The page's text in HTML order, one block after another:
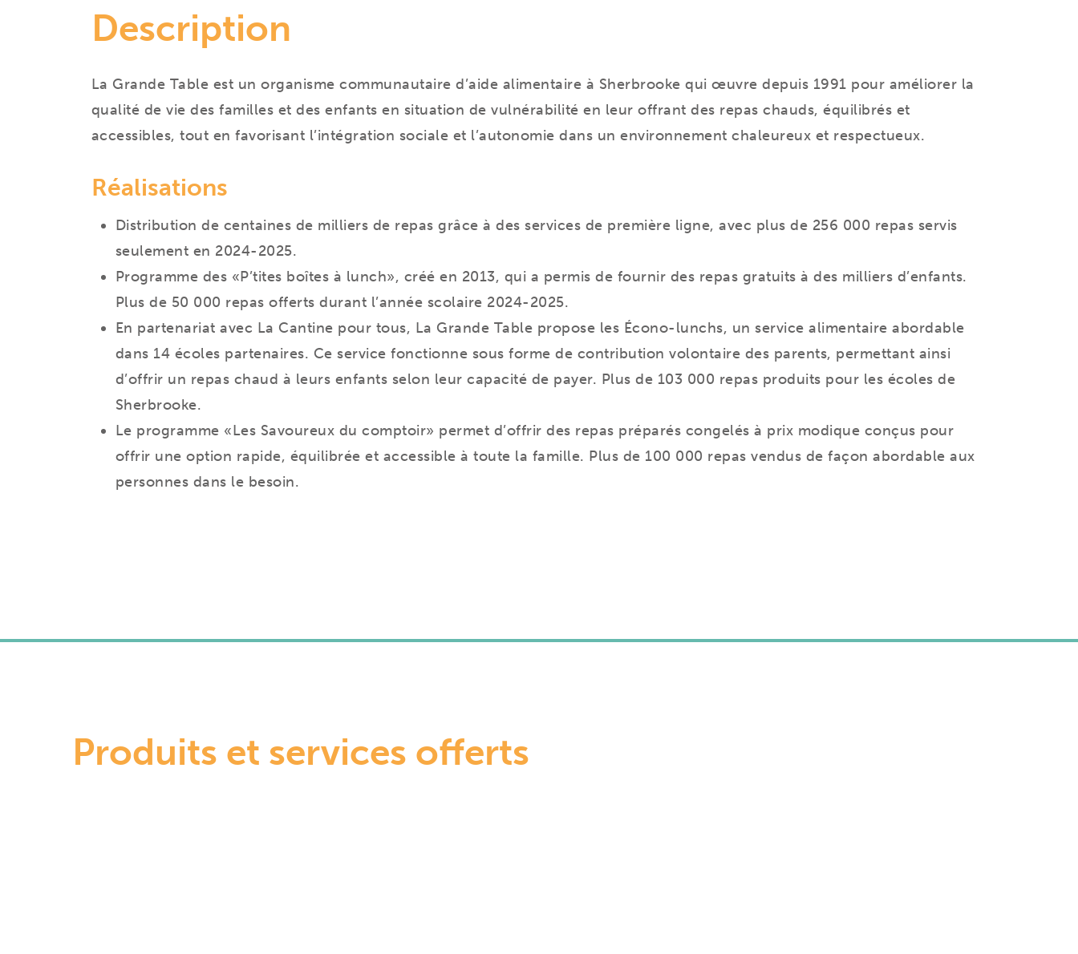
Description
La Grande Table est un organisme communautaire d’aide alimentaire à Sherbrooke qui œuvre depuis 1991 pour améliorer la
qualité de vie des familles et des enfants en situation de vulnérabilité en leur offrant des repas chauds, équilibrés et
accessibles, tout en favorisant l’intégration sociale et l’autonomie dans un environnement chaleureux et respectueux.
Réalisations
Distribution de centaines de milliers de repas grâce à des services de première ligne, avec plus de 256 000 repas servis
seulement en 2024-2025.
Programme des «P’tites boîtes à lunch», créé en 2013, qui a permis de fournir des repas gratuits à des milliers d’enfants.
Plus de 50 000 repas offerts durant l’année scolaire 2024-2025.
En partenariat avec La Cantine pour tous, La Grande Table propose les Écono-lunchs, un service alimentaire abordable
dans 14 écoles partenaires. Ce service fonctionne sous forme de contribution volontaire des parents, permettant ainsi
d’offrir un repas chaud à leurs enfants selon leur capacité de payer. Plus de 103 000 repas produits pour les écoles de
Sherbrooke.
Le programme «Les Savoureux du comptoir» permet d’offrir des repas préparés congelés à prix modique conçus pour
offrir une option rapide, équilibrée et accessible à toute la famille. Plus de 100 000 repas vendus de façon abordable aux
personnes dans le besoin.
Produits et services offerts